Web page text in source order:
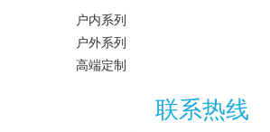
户内系列
户外系列
高端定制
联系热线